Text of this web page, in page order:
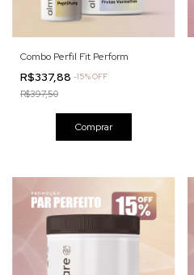
Combo Perfil Fit Perform
R$337,88 -15% OFF
R$397,50